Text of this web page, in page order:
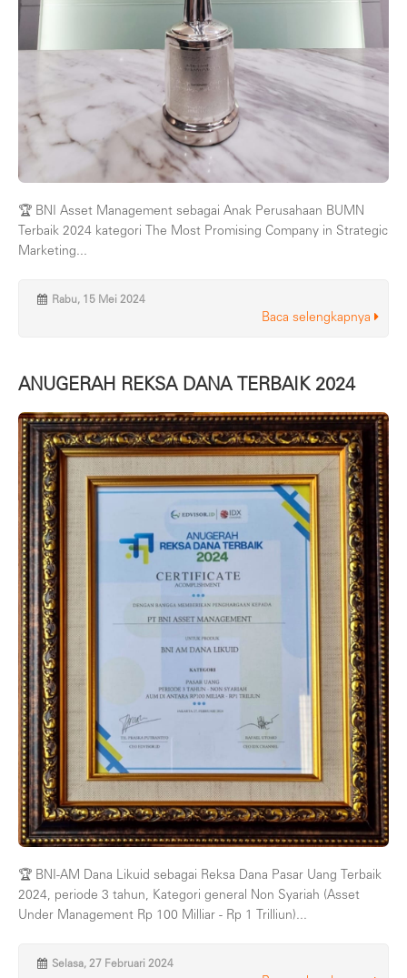
🏆 BNI Asset Management sebagai Anak Perusahaan BUMN
Terbaik 2024 kategori The Most Promising Company in Strategic
Marketing...
Rabu, 15 Mei 2024
Baca selengkapnya
ANUGERAH REKSA DANA TERBAIK 2024
🏆 BNI-AM Dana Likuid sebagai Reksa Dana Pasar Uang Terbaik
2024, periode 3 tahun, Kategori general Non Syariah (Asset
Under Management Rp 100 Milliar - Rp 1 Trilliun)...
Selasa, 27 Februari 2024